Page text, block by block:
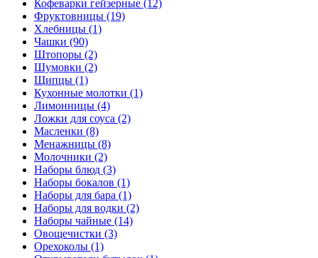
Кофеварки гейзерные (12)
Фруктовницы (19)
Хлебницы (1)
Чашки (90)
Штопоры (2)
Шумовки (2)
Щипцы (1)
Кухонные молотки (1)
Лимонницы (4)
Ложки для соуса (2)
Масленки (8)
Менажницы (8)
Молочники (2)
Наборы блюд (3)
Наборы бокалов (1)
Наборы для бара (1)
Наборы для водки (2)
Наборы чайные (14)
Овощечистки (3)
Орехоколы (1)